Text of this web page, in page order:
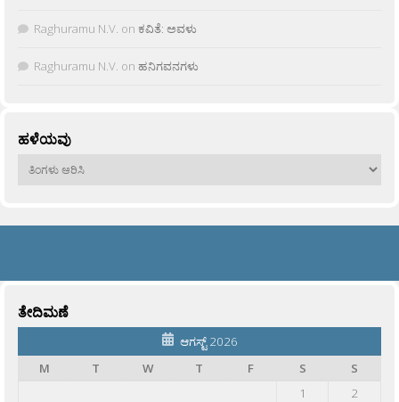
Raghuramu N.V. on ಕವಿತೆ: ಅವಳು
Raghuramu N.V. on ಹನಿಗವನಗಳು
ಹಳೆಯವು
ಹಳೆಯವು
ತೇದಿಮಣೆ
ಆಗಸ್ಟ್ 2026
M
T W T F S
S
1
2